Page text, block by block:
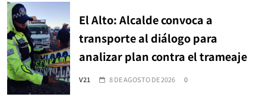
El Alto: Alcalde convoca a
transporte al diálogo para
analizar plan contra el trameaje
V21 8 DE AGOSTO DE 2026 0